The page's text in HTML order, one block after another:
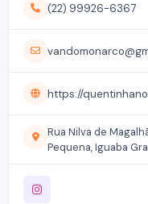
(22) 99926-6367
https://
Rua Nilva de
Pequena, Iguaba